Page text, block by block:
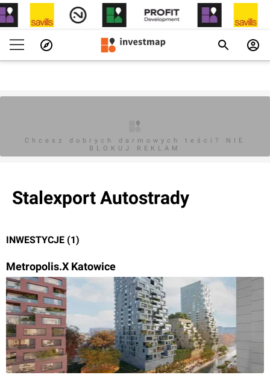
Chcesz dobrych darmowych teści? NIE
BLOKUJ REKLAM
Stalexport Autostrady
INWESTYCJE (1)
Metropolis.X Katowice